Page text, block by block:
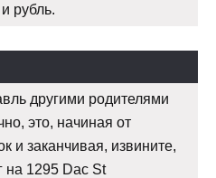
рубль.
другими родителями
это, начиная от
и заканчивая, извините,
на 1295 Dac St